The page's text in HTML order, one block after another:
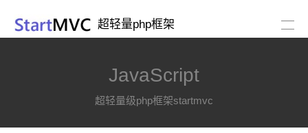
超轻量php框架
JavaScript
超轻量级php框架startmvc